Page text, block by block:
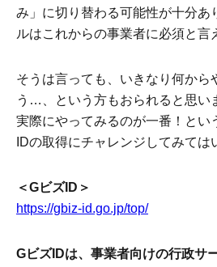
み」に切り替わる可能性が十分あ
ルはこれからの事業者に必須と言
そうは言っても、いきなり何から
う…、という方もおられると思い
実際にやってみるのが一番！とい
IDの取得にチャレンジしてみては
＜GビズID＞
https://gbiz-id.go.jp/top/
GビズIDは、事業者向けの行政サ